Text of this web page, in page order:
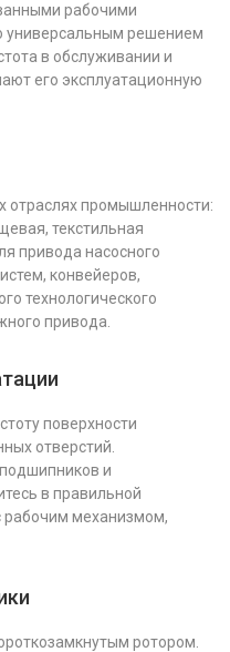
рабочими
универсальным решением
в обслуживании и
его эксплуатационную
отраслях промышленности:
текстильная
привода насосного
конвейеров,
технологического
привода.
поверхности
отверстий.
и
в правильной
рабочим механизмом,
ротором.